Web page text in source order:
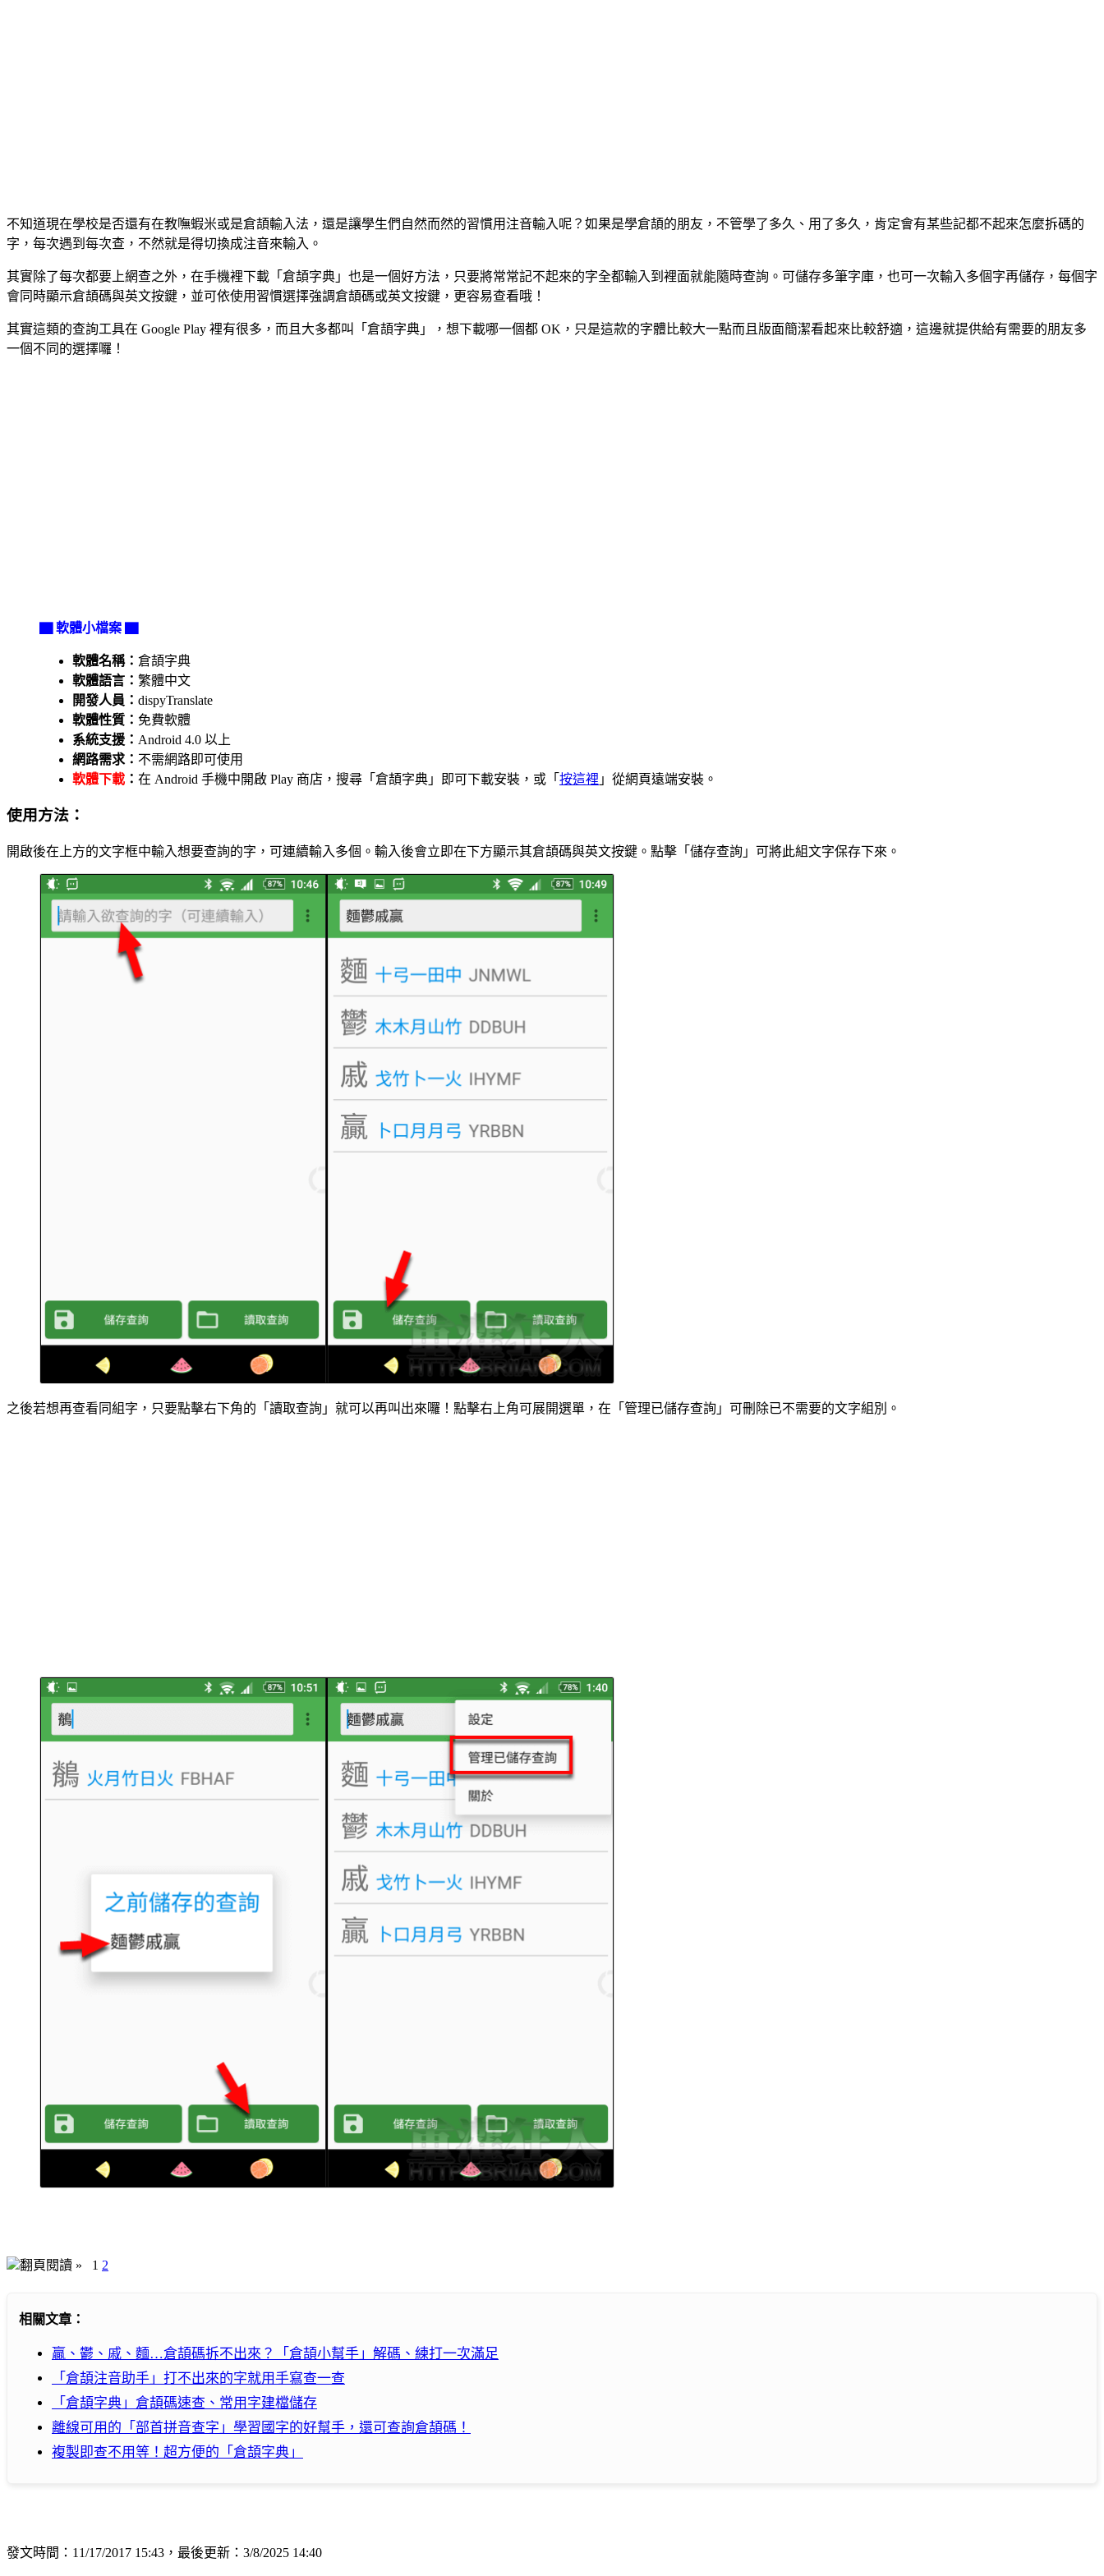
不知道現在學校是否還有在教嘸蝦米或是倉頡輸入法，還是讓學生們自然而然的習慣用注音輸入呢？如果是學倉頡的朋友，不管學了多久、用了多久，肯定會有某些記都不起來怎麼拆碼的
字，每次遇到每次查，不然就是得切換成注音來輸入。
其實除了每次都要上網查之外，在手機裡下載「倉頡字典」也是一個好方法，只要將常常記不起來的字全都輸入到裡面就能隨時查詢。可儲存多筆字庫，也可一次輸入多個字再儲存，每個字
會同時顯示倉頡碼與英文按鍵，並可依使用習慣選擇強調倉頡碼或英文按鍵，更容易查看哦！
其實這類的查詢工具在 Google Play 裡有很多，而且大多都叫「倉頡字典」，想下載哪一個都 OK，只是這款的字體比較大一點而且版面簡潔看起來比較舒適，這邊就提供給有需要的朋友多
一個不同的選擇囉！
▇ 軟體小檔案 ▇
軟體名稱： 倉頡字典
軟體語言： 繁體中文
開發人員： dispyTranslate
軟體性質： 免費軟體
系統支援： Android 4.0 以上
網路需求： 不需網路即可使用
軟體下載 ： 在 Android 手機中開啟 Play 商店，搜尋「倉頡字典」即可下載安裝，或「 按這裡 」從網頁遠端安裝。
使用方法：
開啟後在上方的文字框中輸入想要查詢的字，可連續輸入多個。輸入後會立即在下方顯示其倉頡碼與英文按鍵。點擊「儲存查詢」可將此組文字保存下來。
之後若想再查看同組字，只要點擊右下角的「讀取查詢」就可以再叫出來囉！點擊右上角可展開選單，在「管理已儲存查詢」可刪除已不需要的文字組別。
翻頁閱讀 » 1 2
相關文章：
贏、鬱、戚、麵…倉頡碼拆不出來？「倉頡小幫手」解碼、練打一次滿足
「倉頡注音助手」打不出來的字就用手寫查一查
「倉頡字典」倉頡碼速查、常用字建檔儲存
離線可用的「部首拼音查字」學習國字的好幫手，還可查詢倉頡碼！
複製即查不用等！超方便的「倉頡字典」
發文時間：11/17/2017 15:43，最後更新：3/8/2025 14:40